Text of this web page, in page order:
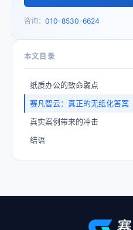
咨询： 010-8530-6624
本文目录
纸质办公的致命弱点
赛凡智云：真正的无纸化答案
真实案例带来的冲击
结语